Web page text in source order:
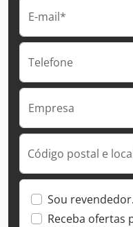
E-mail*
Telefone
Empresa
Código postal e
Sou revendedor.
Receba ofertas